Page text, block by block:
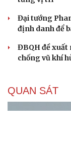
Đại tướng
định danh để
ĐBQH đề
chống vũ khí
QUAN SÁT